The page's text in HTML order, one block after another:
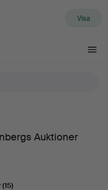
Visa
Auktioner
(15)